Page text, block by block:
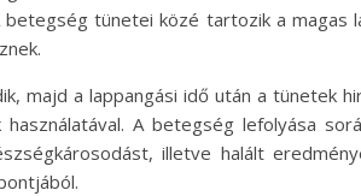
tünetei közé tartozik a magas
majd a lappangási idő után a tünetek
A betegség lefolyása
illetve halált